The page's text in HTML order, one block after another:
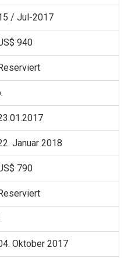
/ Jul-2017
940
Januar 2018
790
Oktober 2017